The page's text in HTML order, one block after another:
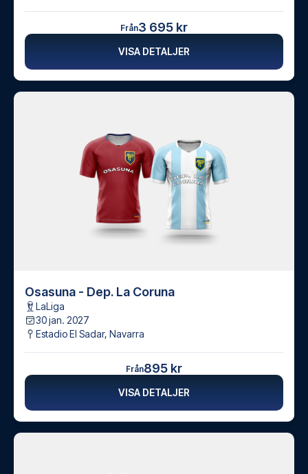
Från3 695 kr
VISA DETALJER
Osasuna - Dep. La Coruna
LaLiga
30 jan. 2027
Estadio El Sadar, Navarra
Från895 kr
VISA DETALJER